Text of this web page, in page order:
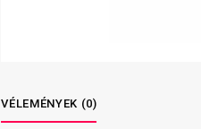
VÉLEMÉNYEK (0)